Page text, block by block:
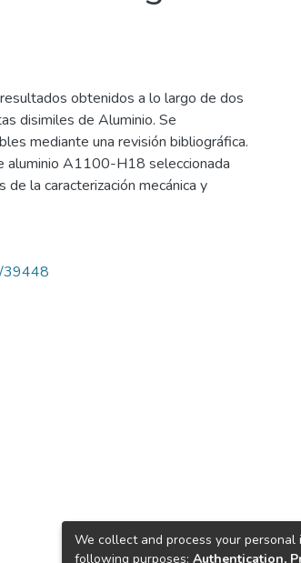
obtenidos a lo largo de dos
disimiles de Aluminio. Se
mediante una revisión bibliográfica.
aluminio A1100-H18 seleccionada
la caracterización mecánica y
39448
We collect and process your
following purposes: Authentication,